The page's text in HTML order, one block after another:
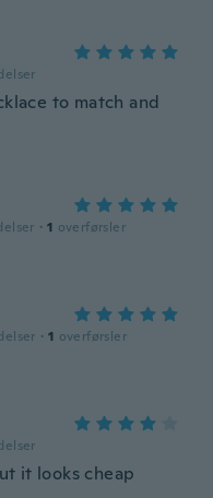
to match and
· 1 overførsler
· 1 overførsler
it looks cheap